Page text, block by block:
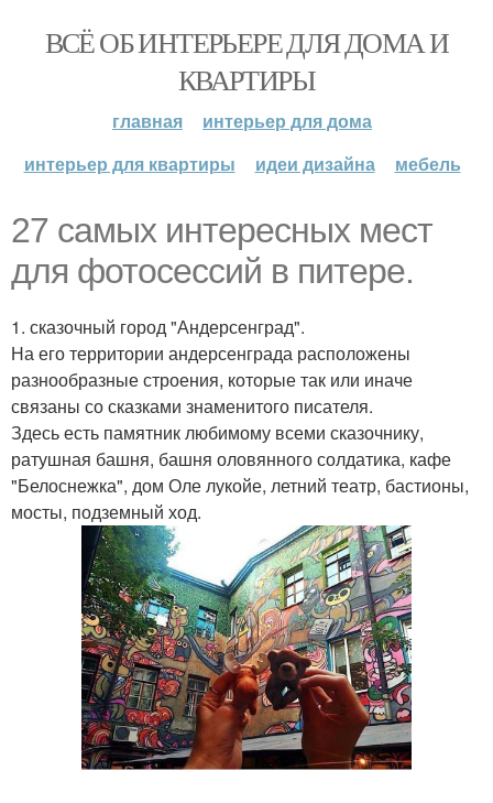
ВСЁ ОБ ИНТЕРЬЕРЕ ДЛЯ ДОМА И
КВАРТИРЫ
главная
интерьер для дома
интерьер для квартиры
идеи дизайна мебель
27 самых интересных мест
для фотосессий в питере.
1. сказочный город "Андерсенград".
На его территории андерсенграда расположены
разнообразные строения, которые так или иначе
связаны со сказками знаменитого писателя.
Здесь есть памятник любимому всеми сказочнику,
ратушная башня, башня оловянного солдатика, кафе
"Белоснежка", дом Оле лукойе, летний театр, бастионы,
мосты, подземный ход.